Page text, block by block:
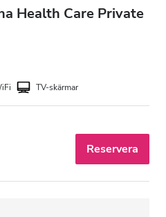
Health Care Private
TV-skärmar
Reservera